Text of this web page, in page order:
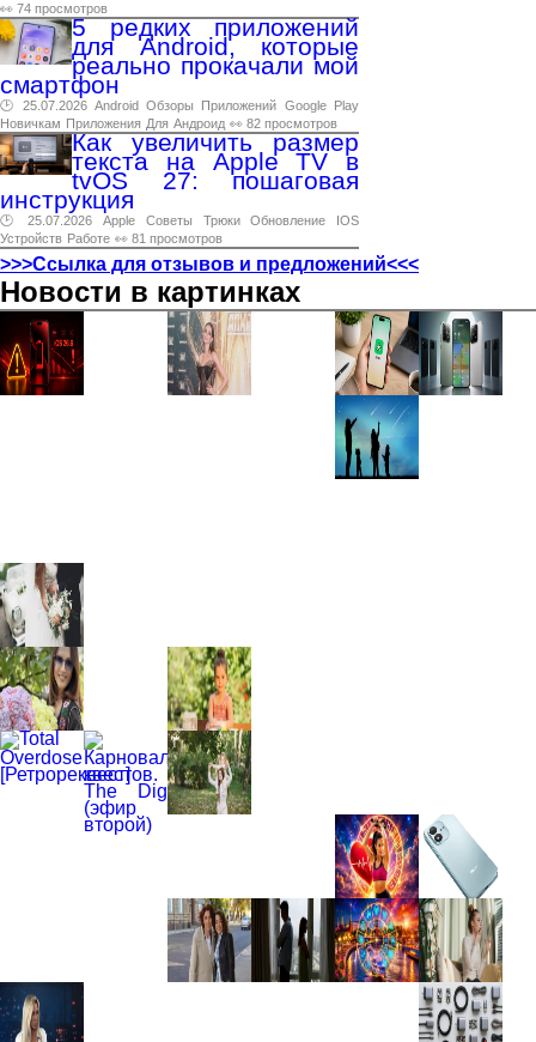
👀 74 просмотров
5 редких приложений
для Android, которые
реально прокачали мой
смартфон
🕑 25.07.2026 Android Обзоры Приложений Google
Play
Новичкам Приложения Для Андроид 👀 82 просмотров
Как увеличить размер
текста на Apple TV в
tvOS 27: пошаговая
инструкция
🕑 25.07.2026 Apple Советы Трюки Обновление
IOS
Устройств Работе 👀 81 просмотров
>>>Ссылка для отзывов и предложений<<<
Новости в картинках